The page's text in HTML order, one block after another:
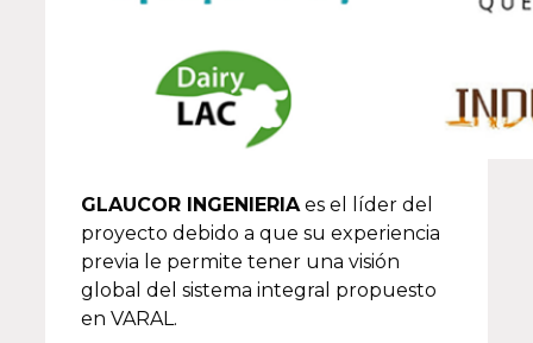
GLAUCOR INGENIERIAes el líder del
proyecto debido a que su experiencia
previa le permite tener una visión
global del sistema integral propuesto
en VARAL.